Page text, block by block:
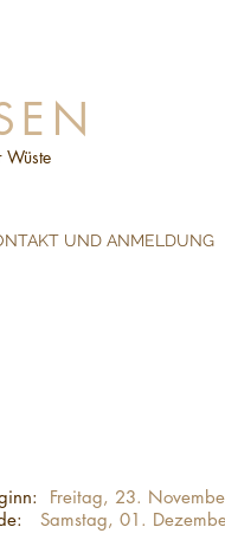
Wüste
UND ANMELDUNG
Freitag, 23.
Samstag, 01.